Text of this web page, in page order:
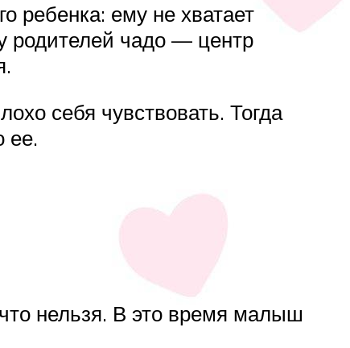
ребенка: ему не хватает
родителей чадо — центр
себя чувствовать. Тогда
ее.
нельзя. В это время малыш